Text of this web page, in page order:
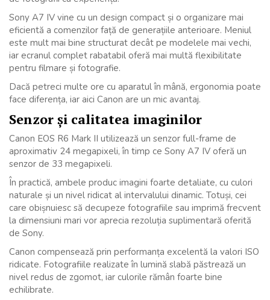
Sony A7 IV vine cu un design compact și o organizare mai
eficientă a comenzilor față de generațiile anterioare. Meniul
este mult mai bine structurat decât pe modelele mai vechi,
iar ecranul complet rabatabil oferă mai multă flexibilitate
pentru filmare și fotografie.
Dacă petreci multe ore cu aparatul în mână, ergonomia poate
face diferența, iar aici Canon are un mic avantaj.
Senzor și calitatea imaginilor
Canon EOS R6 Mark II utilizează un senzor full-frame de
aproximativ 24 megapixeli, în timp ce Sony A7 IV oferă un
senzor de 33 megapixeli.
În practică, ambele produc imagini foarte detaliate, cu culori
naturale și un nivel ridicat al intervalului dinamic. Totuși, cei
care obișnuiesc să decupeze fotografiile sau imprimă frecvent
la dimensiuni mari vor aprecia rezoluția suplimentară oferită
de Sony.
Canon compensează prin performanța excelentă la valori ISO
ridicate. Fotografiile realizate în lumină slabă păstrează un
nivel redus de zgomot, iar culorile rămân foarte bine
echilibrate.